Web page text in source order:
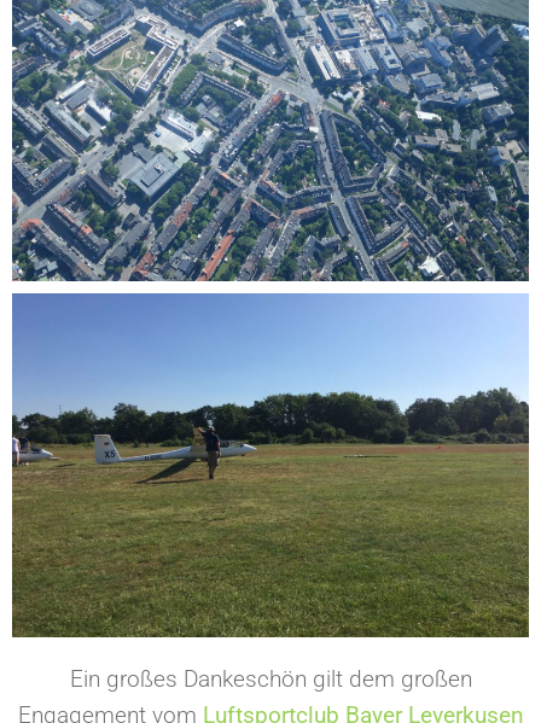
Ein großes Dankeschön gilt dem großen
Engagement vom Luftsportclub Bayer Leverkusen